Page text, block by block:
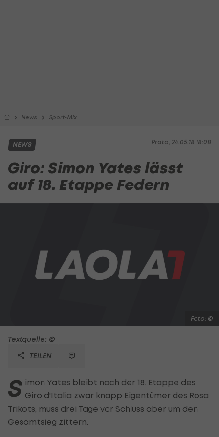
News Sport-Mix
Prato, 24.05.18 18:08
NEWS
Giro: Simon Yates lässt
auf 18. Etappe Federn
Foto: ©
Textquelle: ©
TEILEN
S imon Yates bleibt nach der 18. Etappe des
Giro d'Italia zwar knapp Eigentümer des Rosa
Trikots, muss drei Tage vor Schluss aber um den
Gesamtsieg zittern.